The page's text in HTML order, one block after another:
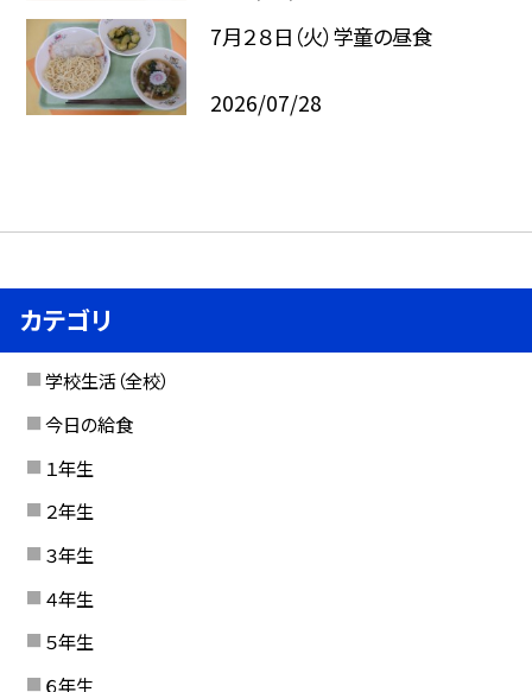
7月２８日（火）学童の昼食
2026/07/28
カテゴリ
学校生活（全校）
今日の給食
１年生
２年生
３年生
４年生
５年生
６年生